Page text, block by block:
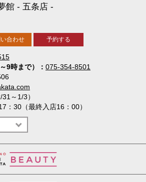
9時まで）
075-354-8501
～1/3）
：30（最終入店16：00）
館 五条店
合わせ 予約する